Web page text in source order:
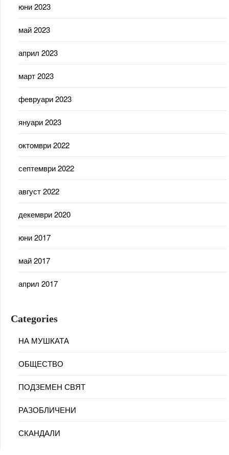
юни 2023
май 2023
април 2023
март 2023
февруари 2023
януари 2023
октомври 2022
септември 2022
август 2022
декември 2020
юни 2017
май 2017
април 2017
Categories
НА МУШКАТА
ОБЩЕСТВО
ПОДЗЕМЕН СВЯТ
РАЗОБЛИЧЕНИ
СКАНДАЛИ